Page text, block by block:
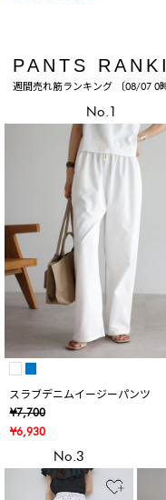
PANTS
週間売れ筋ランキング 〔08/07 0
No.1
スラブデニムイージーパンツ
¥7,700
¥6,930
No.3